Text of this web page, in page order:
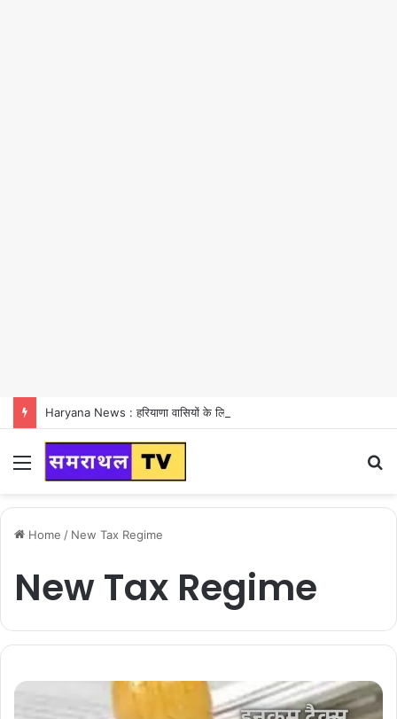
Menu
Home / New Tax Regime
New Tax Regime